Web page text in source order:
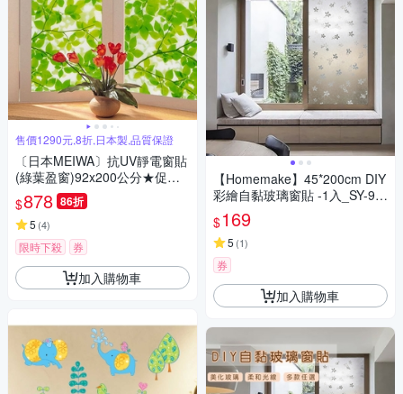
售價1290元,8折,日本製,品質保證
〔日本MEIWA〕抗UV靜電窗貼
(綠葉盈窗)92x200公分★促銷
★
$878 86折
5 (4)
限時下殺 券
加入購物車
【Homemake】45*200cm DIY
彩繪自黏玻璃窗貼 -1入_SY-98
0192 (防曬/遮陽/玻璃貼/保護隱
私/美化佈置)
$169
5 (1)
券
加入購物車